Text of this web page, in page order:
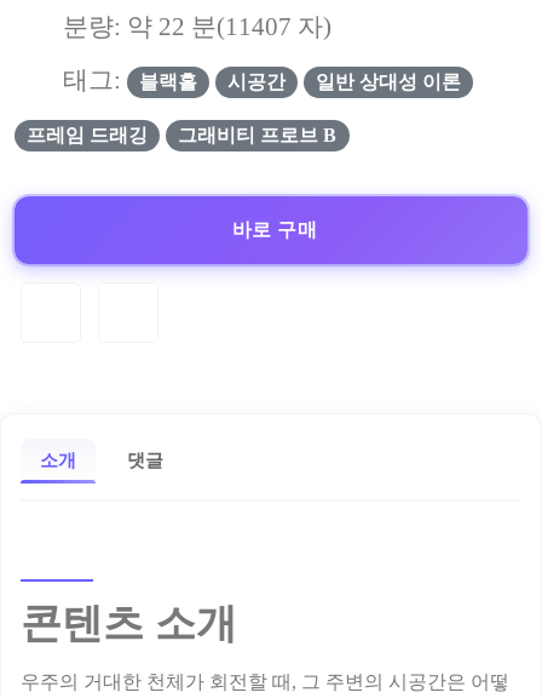
분량: 약 22 분(11407 자)
태그:
블랙홀 시공간 일반 상대성 이론
프레임 드래깅 그래비티 프로브 B
바로 구매
소개 댓글
콘텐츠 소개
우주의 거대한 천체가 회전할 때, 그 주변의 시공간은 어떻